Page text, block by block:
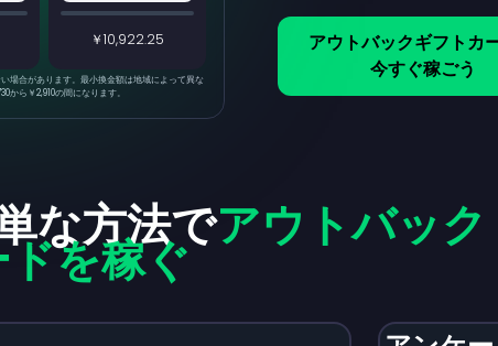
￥10,922.25
場合があります。最小換金額は地域によって異な
から￥2,910の間になります。
アウトバックギフトカ
今すぐ稼ごう
な方法でアウトバッ
を稼ぐ